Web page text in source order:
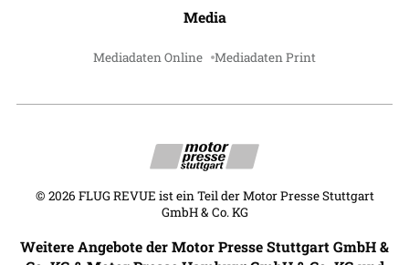
Media
Mediadaten Online Mediadaten Print
© 2026 FLUG REVUE ist ein Teil der Motor Presse Stuttgart
GmbH & Co. KG
Weitere Angebote der Motor Presse Stuttgart GmbH &